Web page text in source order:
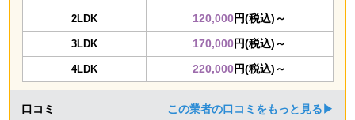
2LDK 120,000円(税込)～
3LDK 170,000円(税込)～
4LDK 220,000円(税込)～
口コミ この業者の口コミをもっと見る▶